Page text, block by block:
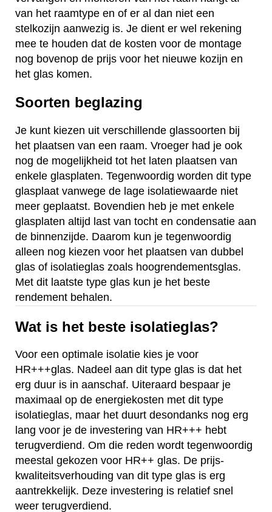
van het raamtype en of er al dan niet een
stelkozijn aanwezig is. Je dient er wel rekening
mee te houden dat de kosten voor de montage
nog bovenop de prijs voor het nieuwe kozijn en
het glas komen.
Soorten beglazing
Je kunt kiezen uit verschillende glassoorten bij
het plaatsen van een raam. Vroeger had je ook
nog de mogelijkheid tot het laten plaatsen van
enkele glasplaten. Tegenwoordig worden dit type
glasplaat vanwege de lage isolatiewaarde niet
meer geplaatst. Bovendien heb je met enkele
glasplaten altijd last van tocht en condensatie aan
de binnenzijde. Daarom kun je tegenwoordig
alleen nog kiezen voor het plaatsen van dubbel
glas of isolatieglas zoals hoogrendementsglas.
Met dit laatste type glas kun je het beste
rendement behalen.
Wat is het beste isolatieglas?
Voor een optimale isolatie kies je voor
HR+++glas. Nadeel aan dit type glas is dat het
erg duur is in aanschaf. Uiteraard bespaar je
maximaal op de energiekosten met dit type
isolatieglas, maar het duurt desondanks nog erg
lang voor je de investering van HR+++ hebt
terugverdiend. Om die reden wordt tegenwoordig
meestal gekozen voor HR++ glas. De prijs-
kwaliteitsverhouding van dit type glas is erg
aantrekkelijk. Deze investering is relatief snel
weer terugverdiend.